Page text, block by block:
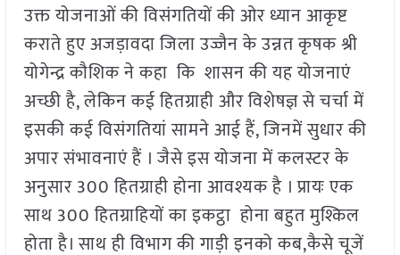
उक्त योजनाओं की विसंगतियों की ओर ध्यान आकृष्ट
कराते हुए अजड़ावदा जिला उज्जैन के उन्नत कृषक श्री
योगेन्द्र कौशिक ने कहा कि शासन की यह योजनाएं
अच्छी है, लेकिन कई हितग्राही और विशेषज्ञ से चर्चा में
इसकी कई विसंगतियां सामने आई हैं, जिनमें सुधार की
अपार संभावनाएं हैं । जैसे इस योजना में कलस्टर के
अनुसार 300 हितग्राही होना आवश्यक है । प्रायः एक
साथ 300 हितग्राहियों का इकट्ठा होना बहुत मुश्किल
होता है। साथ ही विभाग की गाड़ी इनको कब,कैसे चूजें